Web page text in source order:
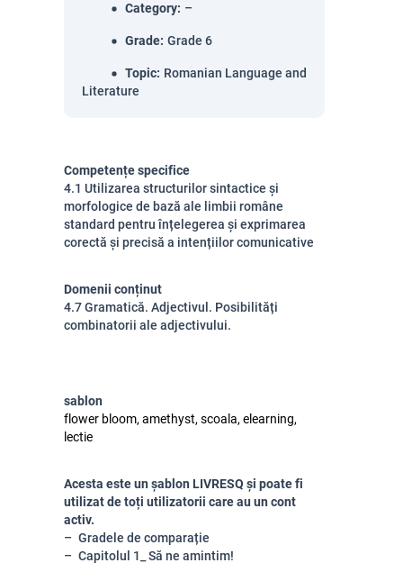
Category: –
Grade: Grade 6
Topic: Romanian Language and
Literature
Competențe specifice
4.1 Utilizarea structurilor sintactice și
morfologice de bază ale limbii române
standard pentru înțelegerea și exprimarea
corectă și precisă a intențiilor comunicative
Domenii conținut
4.7 Gramatică. Adjectivul. Posibilități
combinatorii ale adjectivului.
sablon
flower bloom, amethyst, scoala, elearning,
lectie
Acesta este un șablon LIVRESQ și poate fi
utilizat de toți utilizatorii care au un cont
activ.
Gradele de comparație
Capitolul 1_ Să ne amintim!